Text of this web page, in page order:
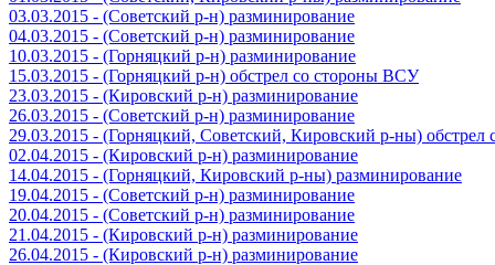
03.03.2015 - (Советский р-н) разминирование
04.03.2015 - (Советский р-н) разминирование
10.03.2015 - (Горняцкий р-н) разминирование
15.03.2015 - (Горняцкий р-н) обстрел со стороны ВСУ
23.03.2015 - (Кировский р-н) разминирование
26.03.2015 - (Советский р-н) разминирование
29.03.2015 - (Горняцкий, Советский, Кировский р-ны)
02.04.2015 - (Кировский р-н) разминирование
14.04.2015 - (Горняцкий, Кировский р-ны) разминирование
19.04.2015 - (Советский р-н) разминирование
20.04.2015 - (Советский р-н) разминирование
21.04.2015 - (Кировский р-н) разминирование
26.04.2015 - (Кировский р-н) разминирование